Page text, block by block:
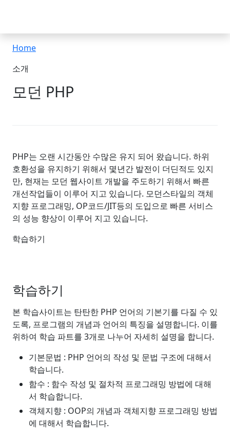
Home
소개
모던 PHP
PHP는 오랜 시간동안 수많은 유지 되어 왔습니다. 하위
호환성을 유지하기 위해서 몇년간 발전이 더딘적도 있지
만, 현재는 모던 웹사이트 개발을 주도하기 위해서 빠른
개선작업들이 이루어 지고 있습니다. 모던스타일의 객체
지향 프로그래밍, OP코드/JIT등의 도입으로 빠른 서비스
의 성능 향상이 이루어 지고 있습니다.
학습하기
학습하기
본 학습사이트는 탄탄한 PHP 언어의 기본기를 다질 수 있
도록, 프로그램의 개념과 언어의 특징을 설명합니다. 이를
위하여 학습 파트를 3개로 나누어 자세히 설명을 합니다.
기본문법 : PHP 언어의 작성 및 문법 구조에 대해서
학습니다.
함수 : 함수 작성 및 절차적 프로그래밍 방법에 대해
서 학습합니다.
객체지향 : OOP의 개념과 객체지향 프로그래밍 방법
에 대해서 학습합니다.